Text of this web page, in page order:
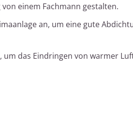
einem Fachmann gestalten.
an, um eine gute
um das Eindringen von warmer